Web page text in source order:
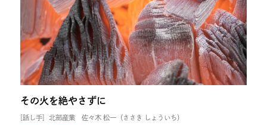
その火を絶やさずに
[話し手] 北部産業 佐々木 松一（ささき しょういち）